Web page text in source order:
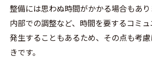
整備には思わぬ時間がかかる場合もあ
内部での調整など、時間を要するコミ
発生することもあるため、その点も考
きです。